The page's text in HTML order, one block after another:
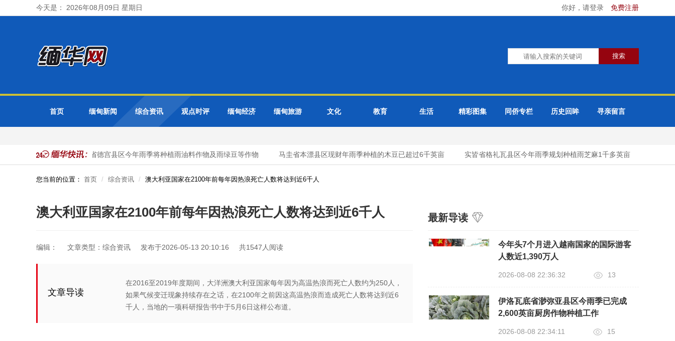
今天是： 2026年08月09日 星期日 你好，请登录 免费注册
首页 缅甸新闻 综合资讯 观点时评 缅甸经济 缅甸旅游 文化 教育 生活 精彩图集 同侨专栏 历史回眸 寻亲留言
作物种植工作 勃固省德宫县区今年雨季将种植雨油料作物及雨绿豆等作物 马圭省本漂县区现财年雨季种植的木豆已超过6千英亩 实皆省格礼瓦县区今年雨季规划种植雨芝麻1千多英亩
您当前的位置： 首页 综合资讯 澳大利亚国家在2100年前每年因热浪死亡人数将达到近6千人
澳大利亚国家在2100年前每年因热浪死亡人数将达到近6千人
编辑： 文章类型：综合资讯 发布于2026-05-13 20:10:16 共1547人阅读
文章导读
在2016至2019年度期间，大洋洲澳大利亚国家每年因为高温热浪而死亡人数约为250人，
如果气候变迁现象持续存在之话，在2100年之前因这高温热浪而造成死亡人数将达到近6
千人，当地的一项科研报告书中于5月6日这样公布道。
最新导读
今年头7个月进入越南国家的国际游客
人数近1,390万人
2026-08-08 22:36:32 13
伊洛瓦底省渺弥亚县区今雨季已完成
2,600英亩厨房作物种植工作
2026-08-08 22:34:11 15